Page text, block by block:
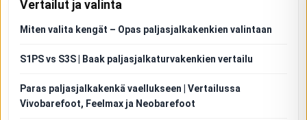
Vertailut ja valinta
Miten valita kengät – Opas paljasjalkakenkien valintaan
S1PS vs S3S | Baak paljasjalkaturvakenkien vertailu
Paras paljasjalkakenkä vaellukseen | Vertailussa
Vivobarefoot, Feelmax ja Neobarefoot